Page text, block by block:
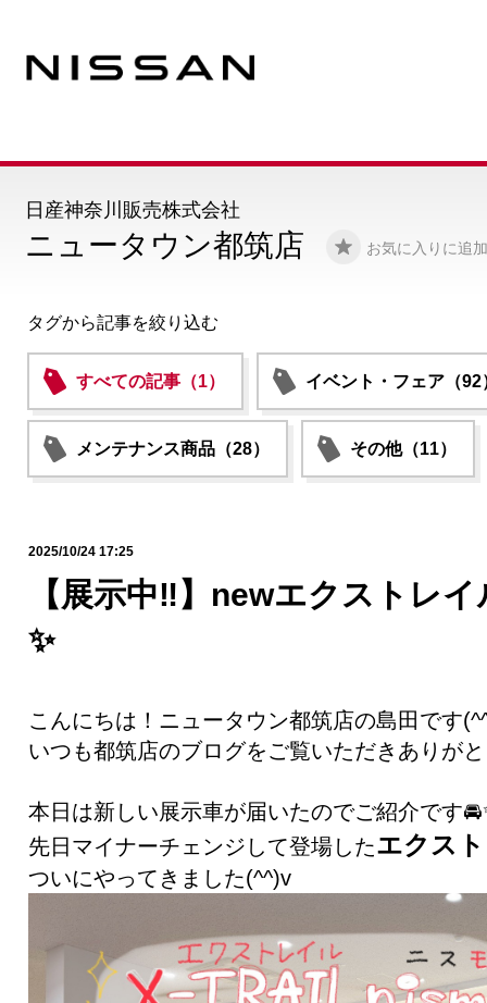
ニュータウン都筑店 お気に入りに追加
日産神奈川販売株式会社
タグから記事を絞り込む
すべての記事（1） イベント・フェア（92
メンテナンス商品（28） その他（11）
2025/10/24 17:25
【展示中‼️】newエクストレ
✨
こんにちは！ニュータウン都筑店の島田です
いつも都筑店のブログをご覧いただきありが
本日は新しい展示車が届いたのでご紹介です
先日マイナーチェンジして登場したエクス
ついにやってきました(^^)v